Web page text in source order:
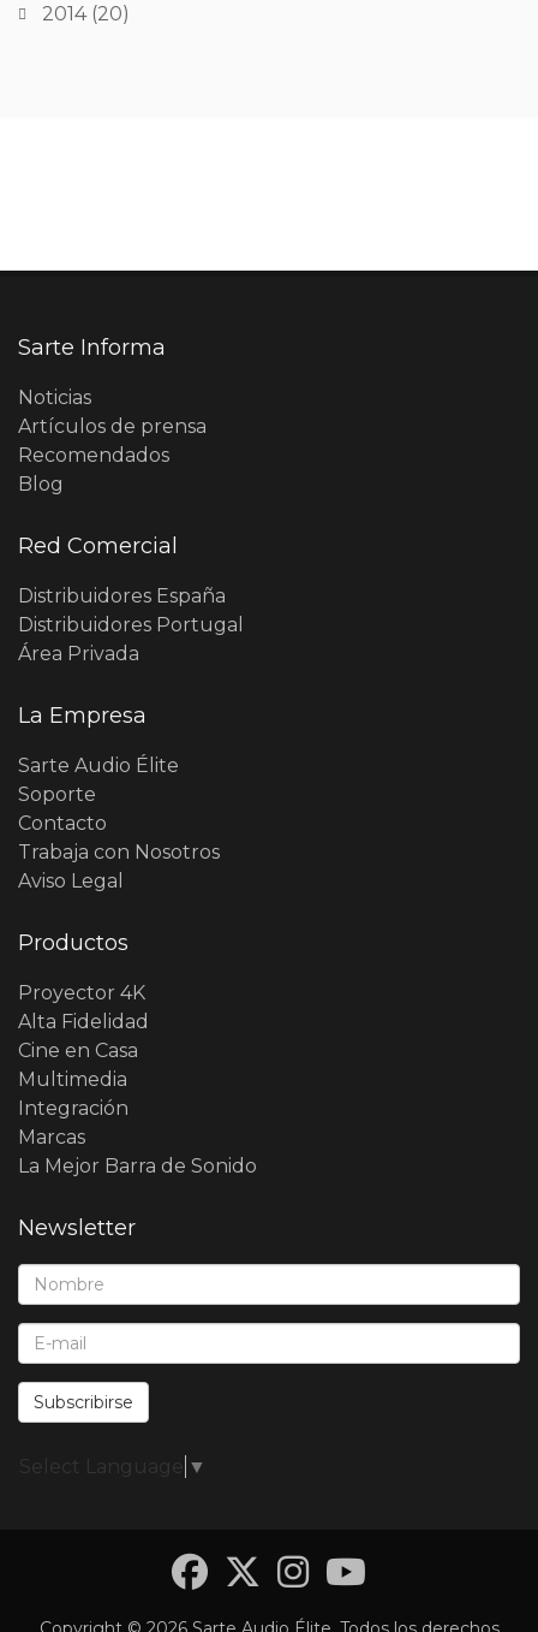
2014(20)
Sarte Informa
Noticias
Artículos de prensa
Recomendados
Blog
Red Comercial
Distribuidores España
Distribuidores Portugal
Área Privada
La Empresa
Sarte Audio Élite
Soporte
Contacto
Trabaja con Nosotros
Aviso Legal
Productos
Proyector 4K
Alta Fidelidad
Cine en Casa
Multimedia
Integración
Marcas
La Mejor Barra de Sonido
Newsletter
Nombre*:
E-Mail*:
Subscribirse
Select Language ▼
Facebook
Twitter